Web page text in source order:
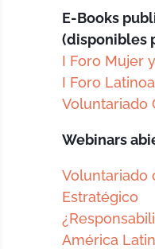
E-Books
(disponibles
I Foro Mujer
I Foro
Voluntariado
Webinars
Voluntariado
Estratégico
América